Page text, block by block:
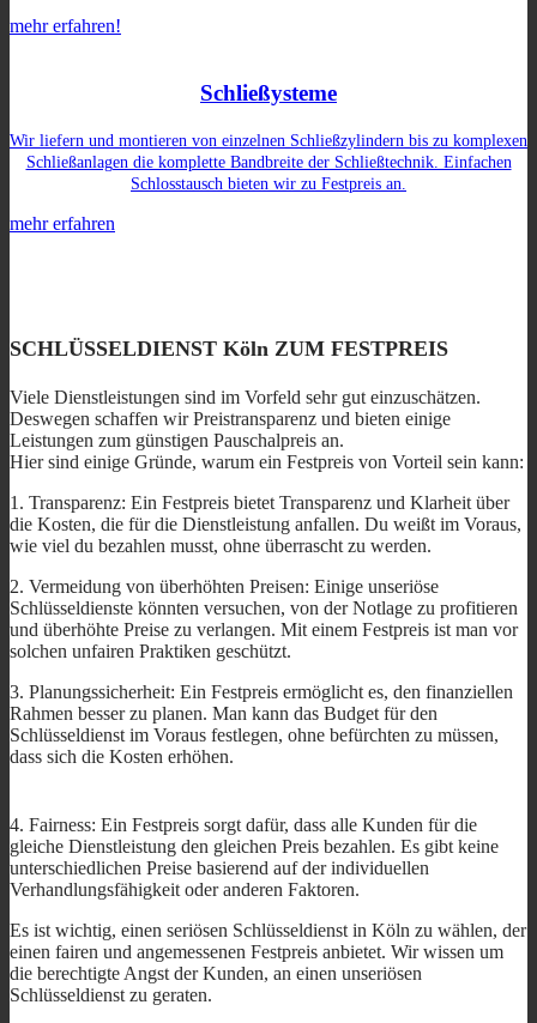
mehr erfahren!
Schließysteme
Wir liefern und montieren von einzelnen Schließzylindern bis zu komplexen
Schließanlagen die komplette Bandbreite der Schließtechnik. Einfachen
Schlosstausch bieten wir zu Festpreis an.
mehr erfahren
SCHLÜSSELDIENST Köln ZUM FESTPREIS
Viele Dienstleistungen sind im Vorfeld sehr gut einzuschätzen.
Deswegen schaffen wir Preistransparenz und bieten einige
Leistungen zum günstigen Pauschalpreis an.
Hier sind einige Gründe, warum ein Festpreis von Vorteil sein kann:
1. Transparenz: Ein Festpreis bietet Transparenz und Klarheit über
die Kosten, die für die Dienstleistung anfallen. Du weißt im Voraus,
wie viel du bezahlen musst, ohne überrascht zu werden.
2. Vermeidung von überhöhten Preisen: Einige unseriöse
Schlüsseldienste könnten versuchen, von der Notlage zu profitieren
und überhöhte Preise zu verlangen. Mit einem Festpreis ist man vor
solchen unfairen Praktiken geschützt.
3. Planungssicherheit: Ein Festpreis ermöglicht es, den finanziellen
Rahmen besser zu planen. Man kann das Budget für den
Schlüsseldienst im Voraus festlegen, ohne befürchten zu müssen,
dass sich die Kosten erhöhen.
4. Fairness: Ein Festpreis sorgt dafür, dass alle Kunden für die
gleiche Dienstleistung den gleichen Preis bezahlen. Es gibt keine
unterschiedlichen Preise basierend auf der individuellen
Verhandlungsfähigkeit oder anderen Faktoren.
Es ist wichtig, einen seriösen Schlüsseldienst in Köln zu wählen, der
einen fairen und angemessenen Festpreis anbietet. Wir wissen um
die berechtigte Angst der Kunden, an einen unseriösen
Schlüsseldienst zu geraten.